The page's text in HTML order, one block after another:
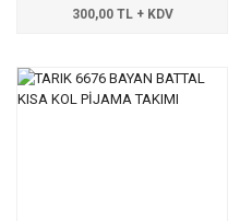
300,00 TL + KDV